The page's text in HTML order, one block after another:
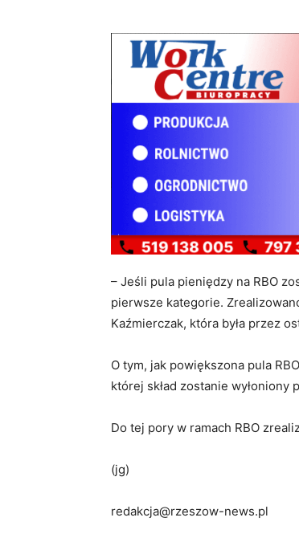
– Jeśli pula pieniędzy na RBO
pierwsze kategorie.
Kaźmierczak, która była przez
O tym, jak powiększona pula
której skład zostanie wyłoniony
Do tej pory w ramach RBO
(jg)
redakcja@rzeszow-news.pl